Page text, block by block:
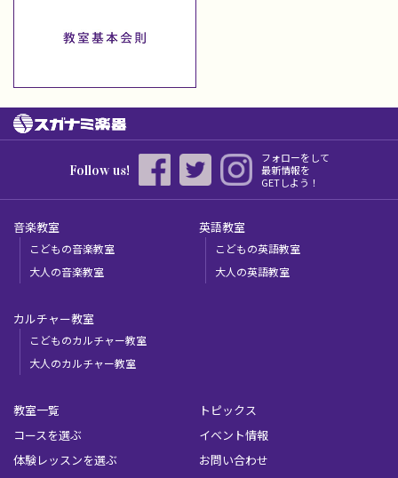
Follow us!
フォローをして
最新情報を
GETしよう！
音楽教室
こどもの音楽教室
大人の音楽教室
英語教室
こどもの英語教室
大人の英語教室
カルチャー教室
こどものカルチャー教室
大人のカルチャー教室
教室一覧
コースを選ぶ
体験レッスンを選ぶ
トピックス
イベント情報
お問い合わせ